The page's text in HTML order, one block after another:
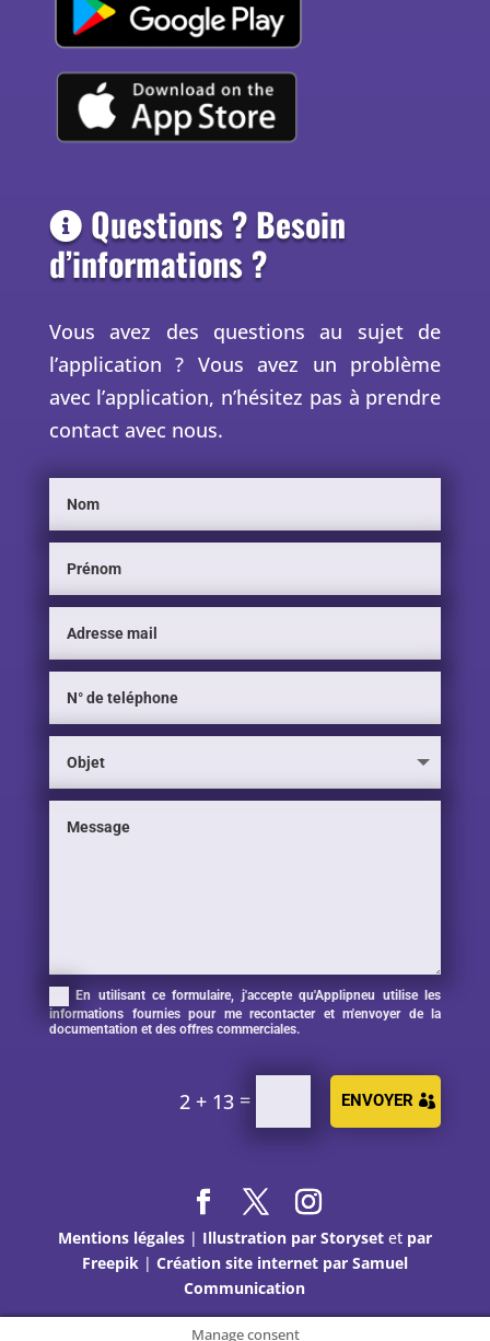
Questions ? Besoin
d’informations ?
Vous avez des questions au sujet de
l’application ? Vous avez un problème
avec l’application, n’hésitez pas à prendre
contact avec nous.
En utilisant ce formulaire, j'accepte qu'Applipneu utilise les
informations fournies pour me recontacter et m'envoyer de la
documentation et des offres commerciales.
2 + 13 = ENVOYER
Mentions légales | Illustration par Storyset et par
Freepik| Création site internet par Samuel
Communication
Manage consent